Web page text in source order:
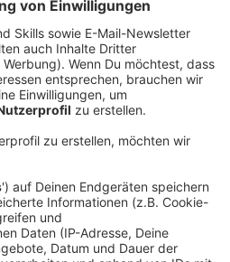
Schul- und
– die Finanzierung
11:03
jetzt mitgeteilt.
unter anderem zur
die Durchführung